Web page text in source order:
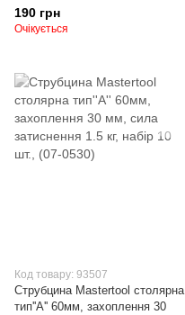
190 грн
Очікується
Код товару: 93507
Струбцина Mastertool столярна
тип''A'' 60мм, захоплення 30